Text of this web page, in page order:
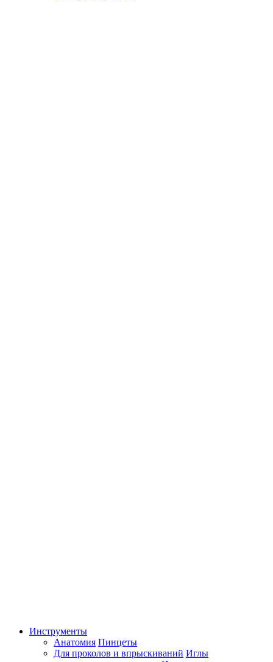
Инструменты
Анатомия Пинцеты
Для проколов и впрыскиваний Иглы